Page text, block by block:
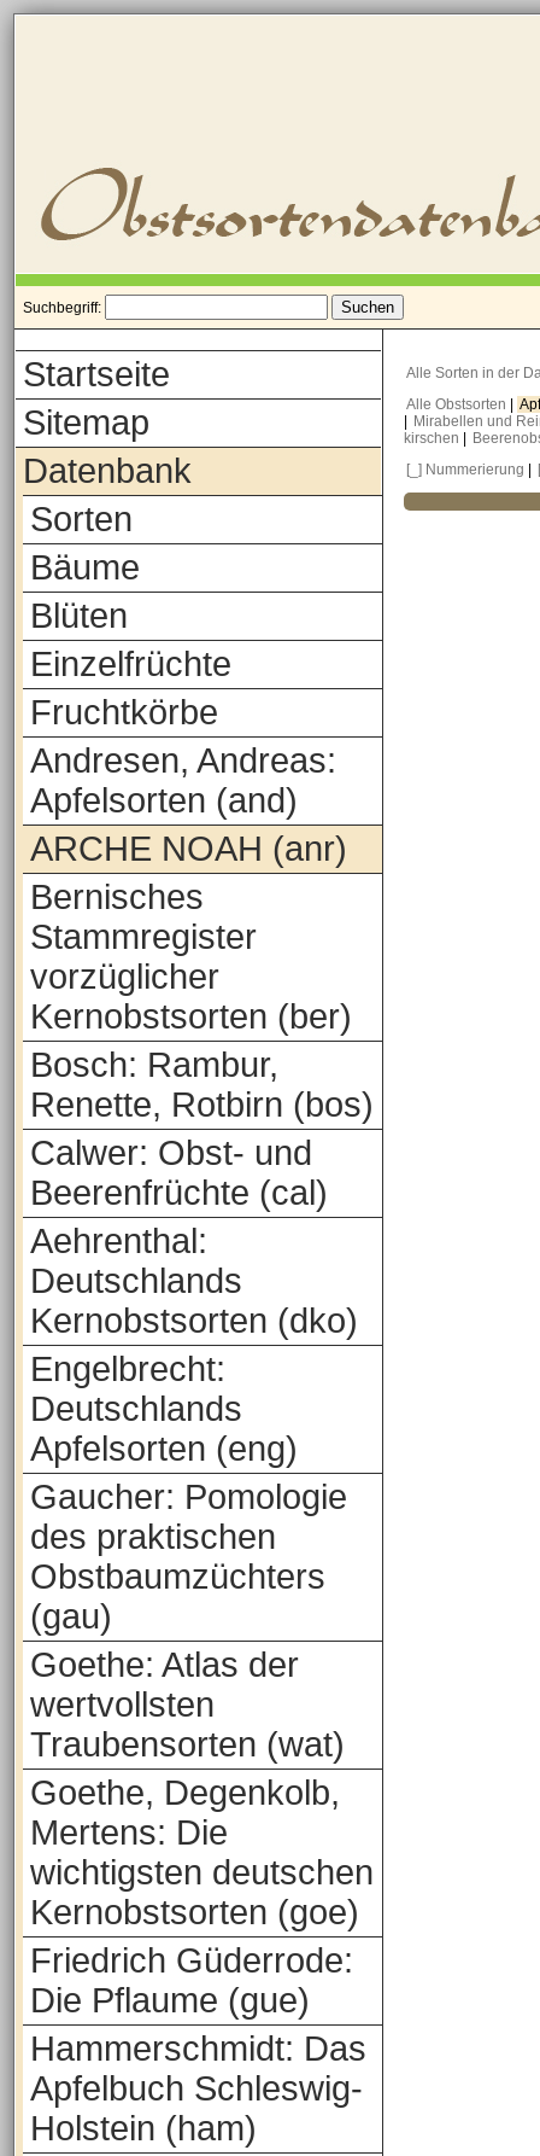
Suchbegriff:
Startseite
Sitemap
Datenbank
Sorten
Bäume
Blüten
Einzelfrüchte
Fruchtkörbe
Andresen, Andreas:
Apfelsorten (and)
ARCHE NOAH (anr)
Bernisches
Stammregister
vorzüglicher
Kernobstsorten (ber)
Bosch: Rambur,
Renette, Rotbirn (bos)
Calwer: Obst- und
Beerenfrüchte (cal)
Aehrenthal:
Deutschlands
Kernobstsorten (dko)
Engelbrecht:
Deutschlands
Apfelsorten (eng)
Gaucher: Pomologie
des praktischen
Obstbaumzüchters
(gau)
Goethe: Atlas der
wertvollsten
Traubensorten (wat)
Goethe, Degenkolb,
Mertens: Die
wichtigsten deutschen
Kernobstsorten (goe)
Friedrich Güderrode:
Die Pflaume (gue)
Hammerschmidt: Das
Apfelbuch Schleswig-
Holstein (ham)
Alle Sorten in der
Alle Obstsorten
Mirabellen und
kirschen
[_] Nummerierung